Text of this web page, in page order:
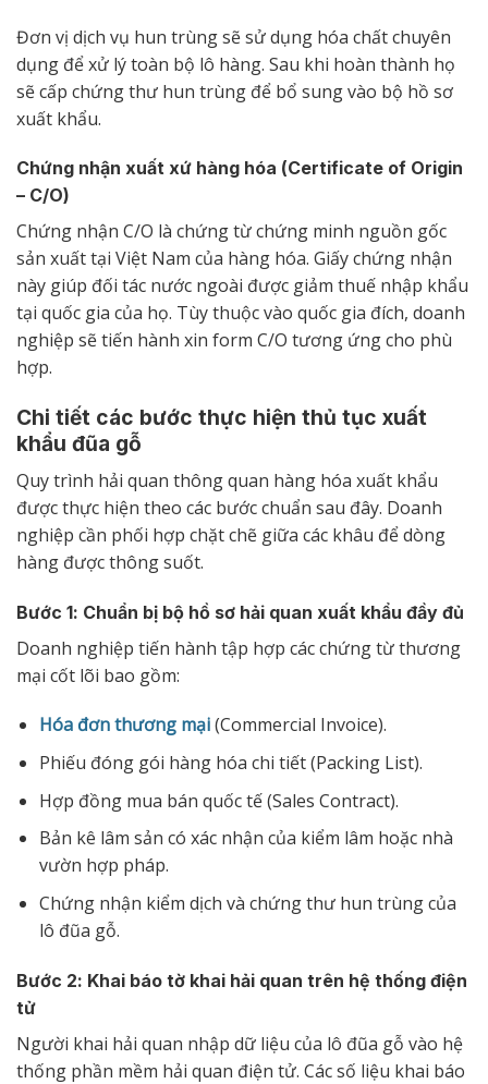
Đơn vị dịch vụ hun trùng sẽ sử dụng hóa chất chuyên
dụng để xử lý toàn bộ lô hàng. Sau khi hoàn thành họ
sẽ cấp chứng thư hun trùng để bổ sung vào bộ hồ sơ
xuất khẩu.
Chứng nhận xuất xứ hàng hóa (Certificate of Origin
– C/O)
Chứng nhận C/O là chứng từ chứng minh nguồn gốc
sản xuất tại Việt Nam của hàng hóa. Giấy chứng nhận
này giúp đối tác nước ngoài được giảm thuế nhập khẩu
tại quốc gia của họ. Tùy thuộc vào quốc gia đích, doanh
nghiệp sẽ tiến hành xin form C/O tương ứng cho phù
hợp.
Chi tiết các bước thực hiện thủ tục xuất
khẩu đũa gỗ
Quy trình hải quan thông quan hàng hóa xuất khẩu
được thực hiện theo các bước chuẩn sau đây. Doanh
nghiệp cần phối hợp chặt chẽ giữa các khâu để dòng
hàng được thông suốt.
Bước 1: Chuẩn bị bộ hồ sơ hải quan xuất khẩu đầy đủ
Doanh nghiệp tiến hành tập hợp các chứng từ thương
mại cốt lõi bao gồm:
Hóa đơn thương mại(Commercial Invoice).
Phiếu đóng gói hàng hóa chi tiết (Packing List).
Hợp đồng mua bán quốc tế (Sales Contract).
Bản kê lâm sản có xác nhận của kiểm lâm hoặc nhà
vườn hợp pháp.
Chứng nhận kiểm dịch và chứng thư hun trùng của
lô đũa gỗ.
Bước 2: Khai báo tờ khai hải quan trên hệ thống điện
tử
Người khai hải quan nhập dữ liệu của lô đũa gỗ vào hệ
thống phần mềm hải quan điện tử. Các số liệu khai báo